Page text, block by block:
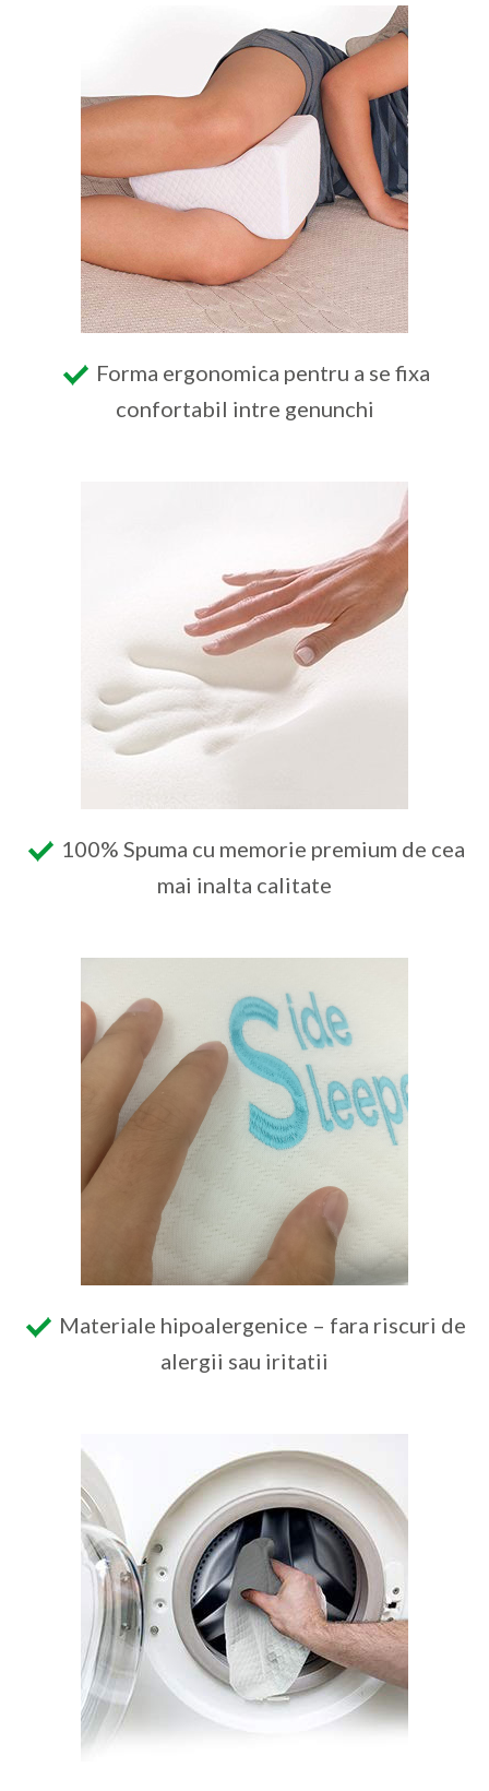
Forma ergonomica pentru a se fixa
confortabil intre genunchi
100% Spuma cu memorie premium de cea
mai inalta calitate
Materiale hipoalergenice – fara riscuri de
alergii sau iritatii